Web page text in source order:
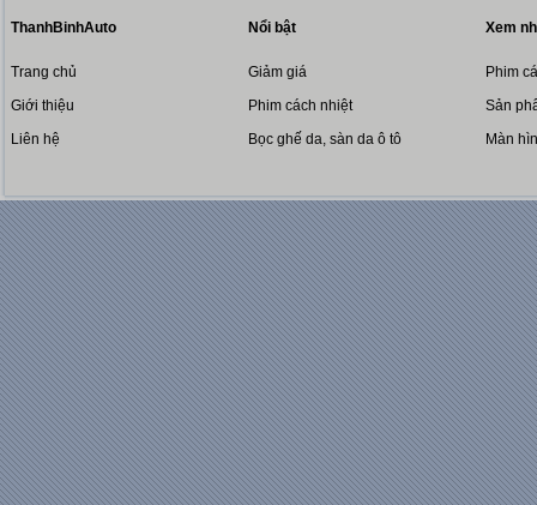
ThanhBinhAuto
Trang chủ
Giới thiệu
Liên hệ
Nổi bật
Giảm giá
Phim cách nhiệt
Bọc ghế da, sàn da ô tô
Xem
Phim
Sản
Màn